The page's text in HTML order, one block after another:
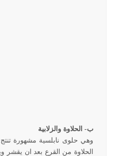
ب- الحلاوة والزلابية
وهي حلوى نابلسية مشهورة تنتج
الحلاوة من القرع بعد ان يقشر